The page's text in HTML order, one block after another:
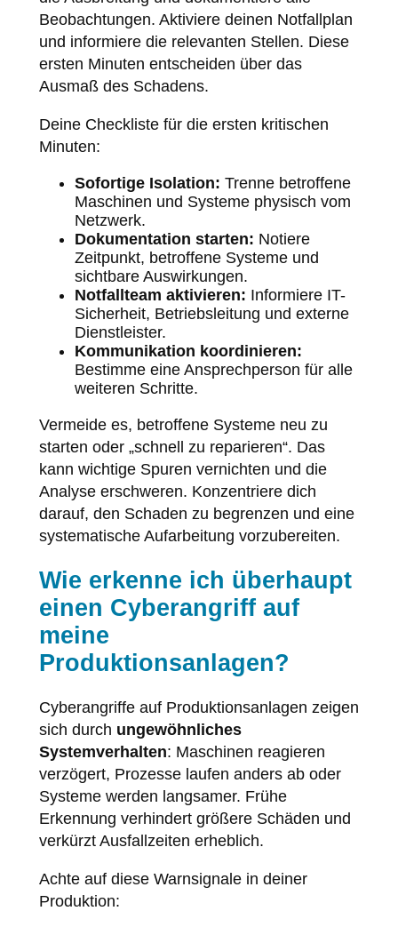
Beobachtungen. Aktiviere deinen Notfallplan
und informiere die relevanten Stellen. Diese
ersten Minuten entscheiden über das
Ausmaß des Schadens.
Deine Checkliste für die ersten kritischen
Minuten:
Sofortige Isolation: Trenne betroffene
Maschinen und Systeme physisch vom
Netzwerk.
Dokumentation starten: Notiere
Zeitpunkt, betroffene Systeme und
sichtbare Auswirkungen.
Notfallteam aktivieren: Informiere IT-
Sicherheit, Betriebsleitung und externe
Dienstleister.
Kommunikation koordinieren:
Bestimme eine Ansprechperson für alle
weiteren Schritte.
Vermeide es, betroffene Systeme neu zu
starten oder „schnell zu reparieren“. Das
kann wichtige Spuren vernichten und die
Analyse erschweren. Konzentriere dich
darauf, den Schaden zu begrenzen und eine
systematische Aufarbeitung vorzubereiten.
Wie erkenne ich überhaupt
einen Cyberangriff auf
meine
Produktionsanlagen?
Cyberangriffe auf Produktionsanlagen zeigen
sich durch ungewöhnliches
Systemverhalten: Maschinen reagieren
verzögert, Prozesse laufen anders ab oder
Systeme werden langsamer. Frühe
Erkennung verhindert größere Schäden und
verkürzt Ausfallzeiten erheblich.
Achte auf diese Warnsignale in deiner
Produktion: